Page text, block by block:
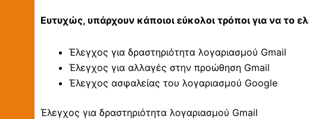
Ευτυχώς, υπάρχουν κάποιοι εύκολοι τρόποι για να το
Έλεγχος για δραστηριότητα λογαριασμού Gmail
Έλεγχος για αλλαγές στην προώθηση Gmail
Έλεγχος ασφαλείας του λογαριασμού Google
Έλεγχος για δραστηριότητα λογαριασμού Gmail